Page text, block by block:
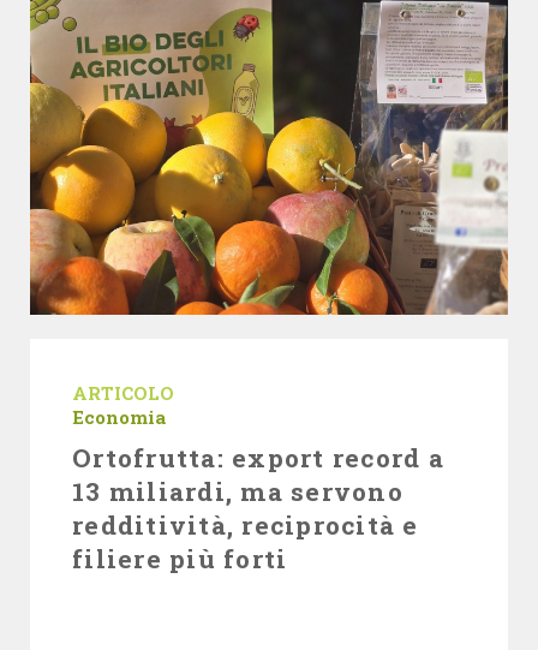
ARTICOLO
Economia
Ortofrutta: export record a
13 miliardi, ma servono
redditività, reciprocità e
filiere più forti